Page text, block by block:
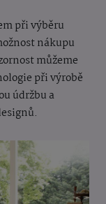
při výběru
nákupu
můžeme
při výrobě
údržbu a